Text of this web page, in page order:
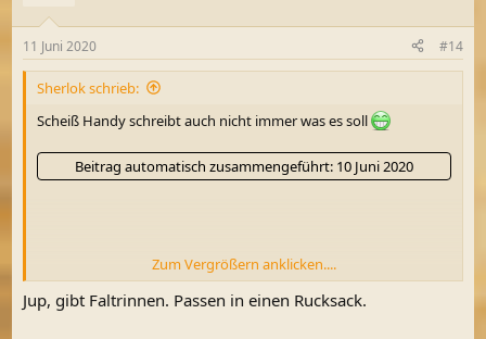
11 Juni 2020 #14
Sherlok schrieb:
Scheiß Handy schreibt auch nicht immer was es soll
Beitrag automatisch zusammengeführt: 10 Juni 2020
Rinne habe ich keine, nur eine Dachrinne
besten für ein Rucksack, gibt es so kleine?Oder selber was
Zum Vergrößern anklicken....
Jup, gibt Faltrinnen. Passen in einen Rucksack.